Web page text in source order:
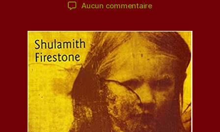
Aucun commentairesur
de
l’enfance